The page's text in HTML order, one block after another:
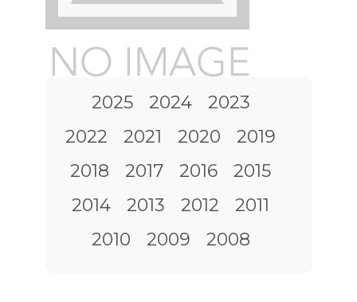
2025 2024
2023
2022
2021 2020
2019
2018
2017 2016
2015
2014
2013 2012
2011
2010
2009 2008